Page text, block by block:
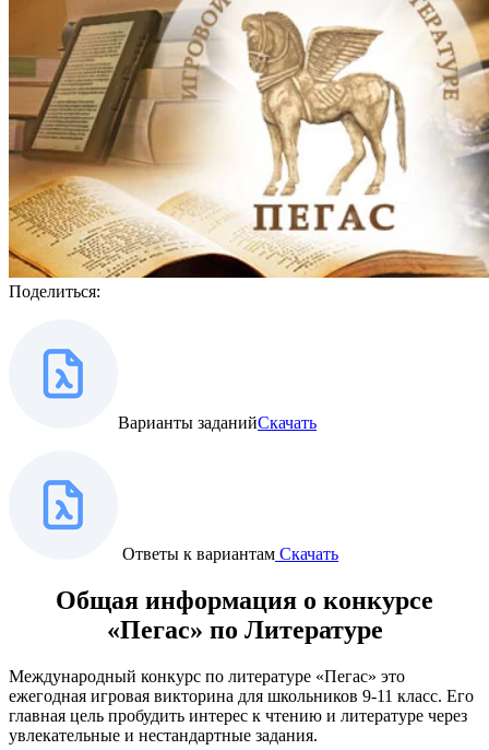
Поделиться:
Варианты заданийСкачать
Ответы к вариантам Скачать
Общая информация о конкурсе
«Пегас» по Литературе
Международный конкурс по литературе «Пегас» это
ежегодная игровая викторина для школьников 9-11 класс. Его
главная цель пробудить интерес к чтению и литературе через
увлекательные и нестандартные задания.